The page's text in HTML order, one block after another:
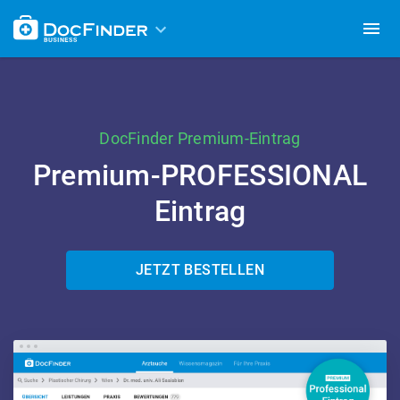
DocFinder Premium-Eintrag
Premium-PROFESSIONAL
Eintrag
JETZT BESTELLEN